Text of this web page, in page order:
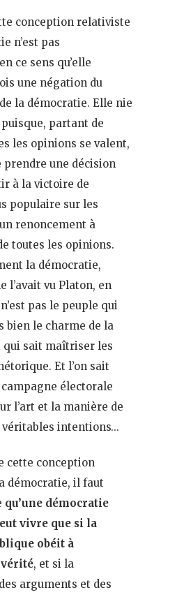
conception relativiste
n’est pas
ce sens qu’elle
une négation du
la démocratie. Elle nie
partant de
les opinions se valent,
prendre une décision
à la victoire de
populaire sur les
renoncement à
toutes les opinions.
la démocratie,
l’avait vu Platon, en
pas le peuple qui
bien le charme de la
qui sait maîtriser les
Et l’on sait
électorale
l’art et la manière de
véritables intentions…
cette conception
démocratie, il faut
qu’une démocratie
vivre que si la
obéit à
vérité, et si la
arguments et des